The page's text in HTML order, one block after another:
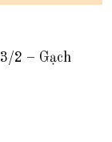
2 – Gạch